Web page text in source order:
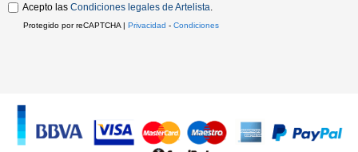
Acepto las Condiciones legales de Artelista.
Protegido por reCAPTCHA | Privacidad - Condiciones